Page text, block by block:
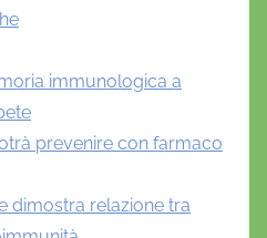
immunologica a
prevenire con farmaco
dimostra relazione tra